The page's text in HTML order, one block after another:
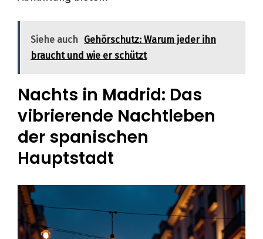
Siehe auch Gehörschutz: Warum jeder ihn
braucht und wie er schützt
Nachts in Madrid: Das
vibrierende Nachtleben
der spanischen
Hauptstadt